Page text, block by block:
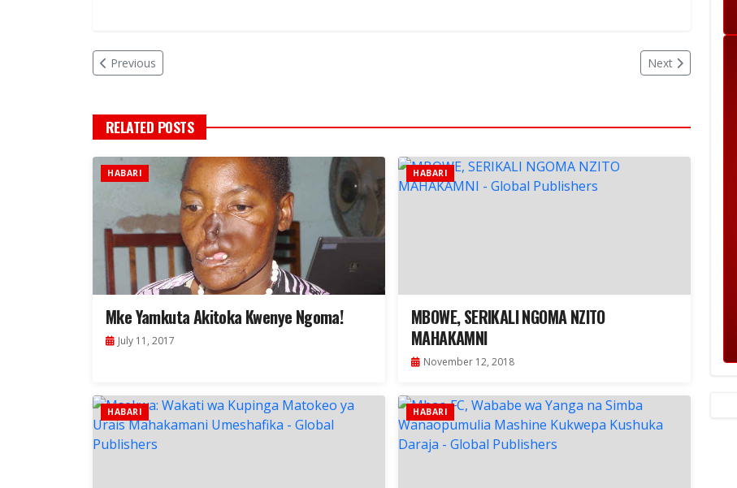
Previous Next
RELATED POSTS
HABARI
Mke Yamkuta Akitoka Kwenye Ngoma!
July 11, 2017
HABARI
MBOWE, SERIKALI NGOMA NZITO
MAHAKAMNI
November 12, 2018
HABARI HABARI